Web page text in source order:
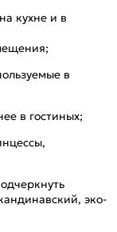
кухне и в
в
в гостиных;
эко-